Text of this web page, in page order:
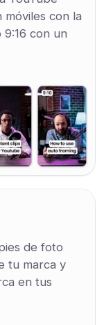
móviles con la
con un
de foto
tu marca y
en tus